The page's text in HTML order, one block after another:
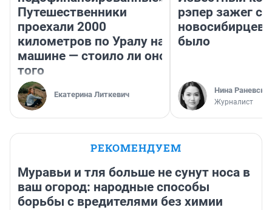
Путешественники
проехали 2000
километров по Уралу на
машине — стоило ли оно
того
Екатерина Литкевич
рэпер зажег с
новосибирцев:
было
Нина
Журналист
РЕКОМЕНДУЕМ
Муравьи и тля больше не сунут носа в
ваш огород: народные способы
борьбы с вредителями без химии